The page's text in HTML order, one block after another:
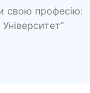
свою професію: